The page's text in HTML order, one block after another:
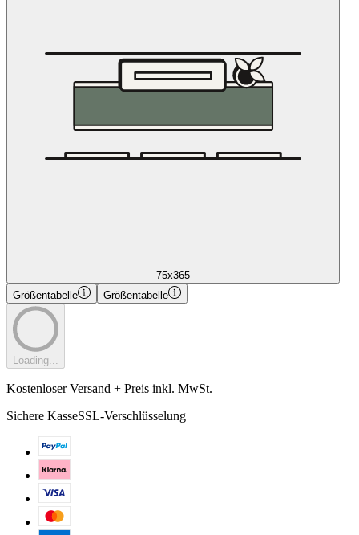
75x365
Größentabelle
Größentabelle
Loading...
Kostenloser Versand + Preis inkl. MwSt.
Sichere KasseSSL-Verschlüsselung